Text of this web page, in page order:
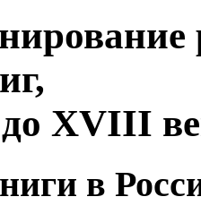
XVIII
в